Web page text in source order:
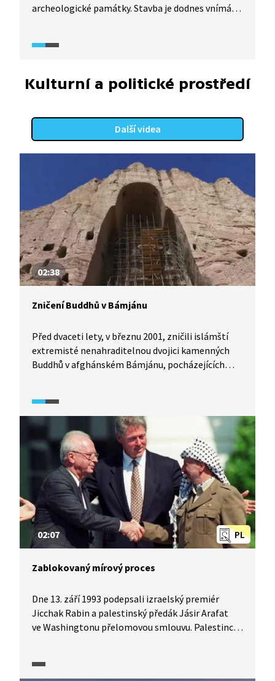
archeologické památky. Stavba je dodnes vnímána
Kulturní a politické prostředí
Další videa
02:38
Zničení Buddhů v Bámjánu
Před dvaceti lety, v březnu 2001, zničili islámští
extremisté nenahraditelnou dvojici kamenných
Buddhů v afghánském Bámjánu, pocházejících
muslimů, podle tehdejšího tálibánského vůdce
jejich existence odporovala Koránu. Tálibán se
mstil i politicky. Místní se na likvidaci odmítali
podílet a slova jako Tálibán nebo Afghánistán
tehdy vstoupily do myslí lidí po celém světě. Za pár
měsíců poté došlo k teroristickému útoku 11. září
na Světové obchodní centrum.
PL
02:07
Zablokovaný mírový proces
Dne 13. září 1993 podepsali izraelský premiér
Jicchak Rabin a palestinský předák Jásir Arafat
ve Washingtonu přelomovou smlouvu. Palestinci
organizaci za partnera v jednání. Součástí dohody